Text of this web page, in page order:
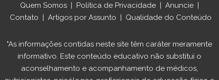
Quem Somos | Política de Privacidade | Anuncie |
Contato | Artigos por Assunto | Qualidade do Conteúdo
"As informações contidas neste site têm caráter meramente
informativo. Este conteúdo educativo não substitui o
aconselhamento e acompanhamento de médicos,